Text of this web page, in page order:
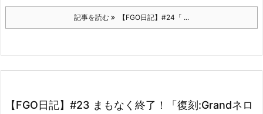
記事を読む 【FGO日記】#24「 ...
【FGO日記】#23 まもなく終了！「復刻:Grandネロ